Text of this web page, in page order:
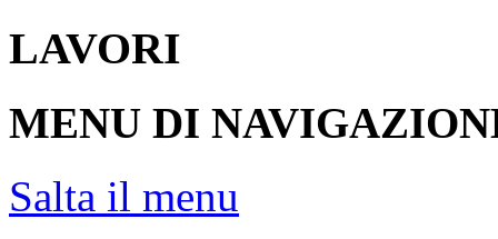
LAVORI
MENU DI
Salta il menu